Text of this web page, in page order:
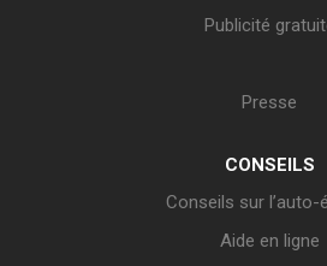
Publicité
Presse
CONSEILS
Conseils sur l’auto-
Aide en ligne